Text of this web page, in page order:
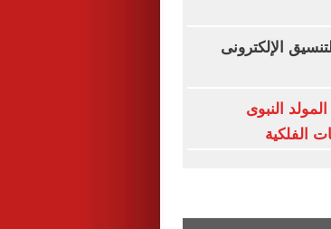
التنسيق الإلكترونى
النبوى